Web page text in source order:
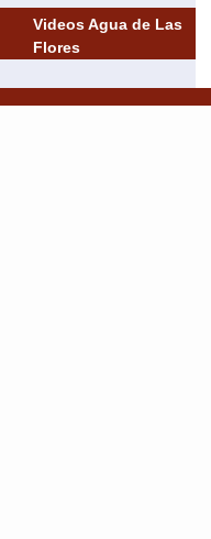
Videos Agua de Las
Flores